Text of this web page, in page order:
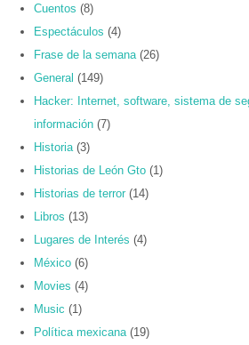
Cuentos (8)
Espectáculos (4)
Frase de la semana (26)
General (149)
Hacker: Internet, software, sistema de
información (7)
Historia (3)
Historias de León Gto (1)
Historias de terror (14)
Libros (13)
Lugares de Interés (4)
México (6)
Movies (4)
Music (1)
Política mexicana (19)